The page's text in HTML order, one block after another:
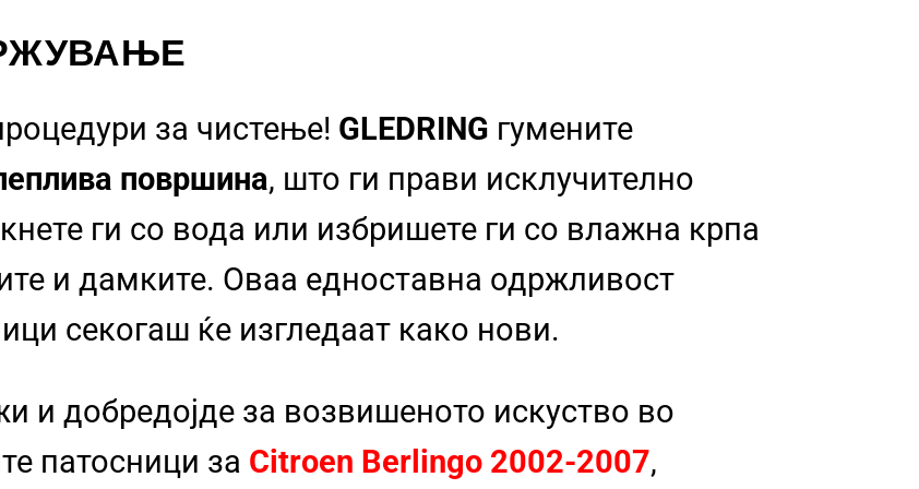
за чистење! GLEDRING гумените
површина, што ги прави исклучително
ги со вода или избришете ги со влажна крпа
и дамките. Оваа едноставна одржливост
секогаш ќе изгледаат како нови.
и добредојде за возвишеното искуство во
патосници за Citroen Berlingo 2002-2007,